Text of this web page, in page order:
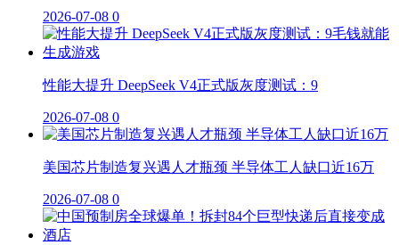
2026-07-08 0
性能大提升 DeepSeek V4正式版灰度测试：9
2026-07-08 0
美国芯片制造复兴遇人才瓶颈 半导体工人缺口近16万
2026-07-08 0